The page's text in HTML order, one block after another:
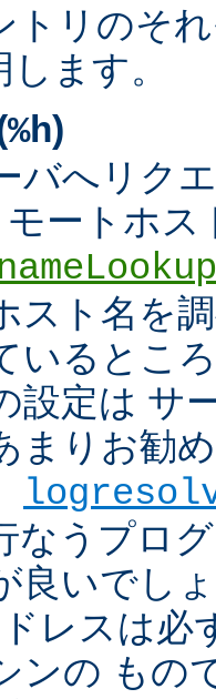
トリのそ
ます。
%h)
バへリク
ートホ
スト名を
いるとこ
設定は サ
まりお勧
なうプロ
良いでし
レスは必
ンの もの